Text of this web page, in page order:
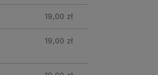
19,00 zł
19,00 zł